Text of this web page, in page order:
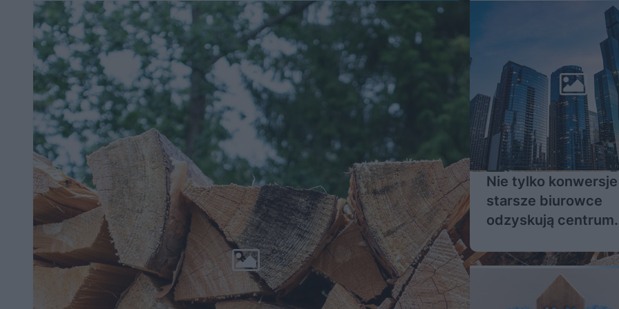
Nie tylko konwersje
starsze biurowce
odzyskują centrum